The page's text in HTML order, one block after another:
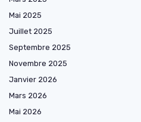
Mai 2025
Juillet 2025
Septembre 2025
Novembre 2025
Janvier 2026
Mars 2026
Mai 2026